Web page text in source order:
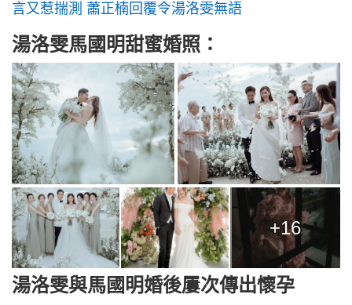
言又惹揣測 蕭正楠回覆令湯洛雯無語
湯洛雯馬國明甜蜜婚照：
+16
湯洛雯與馬國明婚後屢次傳出懷孕